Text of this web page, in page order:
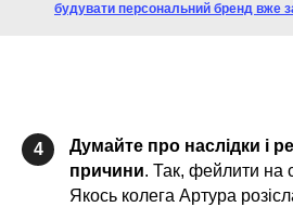
будувати персональний бренд вже
4
Думайте про наслідки і
причини. Так, фейлити на
Якось колега Артура